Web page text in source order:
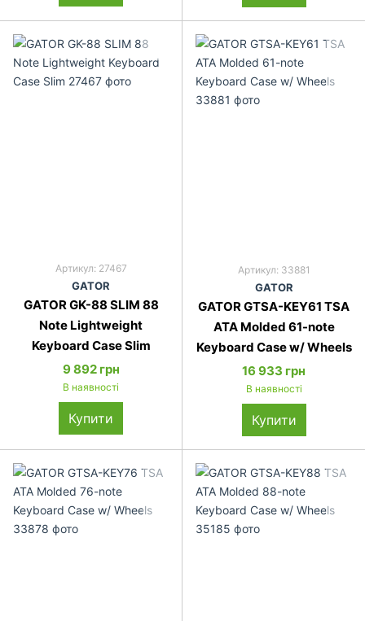
Артикул: 27467
GATOR
GATOR GK-88 SLIM 88
Note Lightweight
Keyboard Case Slim
9 892 грн
В наявності
Купити
Артикул: 33881
GATOR
GATOR GTSA-KEY61 TSA
ATA Molded 61-note
Keyboard Case w/ Wheels
16 933 грн
В наявності
Купити